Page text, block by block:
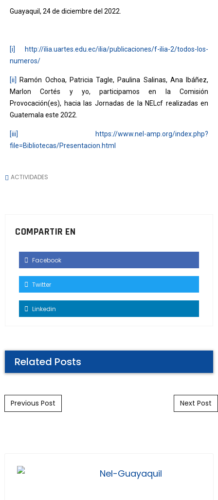
Guayaquil, 24 de diciembre del 2022.
[i]
http://ilia.uartes.edu.ec/ilia/publicaciones/f-ilia-2/todos-los-
numeros/
[ii]
Ramón Ochoa, Patricia Tagle, Paulina Salinas, Ana Ibáñez,
Marlon Cortés y yo, participamos en la Comisión
Provocación(es), hacia las Jornadas de la NELcf realizadas en
Guatemala este 2022.
[iii]
https://www.nel-amp.org/index.php?
file=Bibliotecas/Presentacion.html
ACTIVIDADES
COMPARTIR EN
Facebook
Twitter
Linkedin
Related Posts
Post navigation
Previous Post Next Post
Nel-Guayaquil